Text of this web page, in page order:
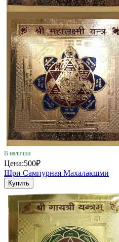
В наличии
Цена:500₽
Шри Сампурная Махалакшми
Купить